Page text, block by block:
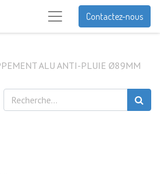
Contactez-nous
ALU ANTI-PLUIE Ø89MM